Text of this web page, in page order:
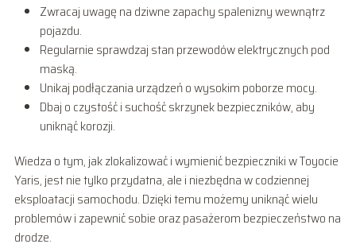
Zwracaj uwagę na dziwne zapachy spalenizny wewnątrz
pojazdu.
Regularnie sprawdzaj stan przewodów elektrycznych pod
maską.
Unikaj podłączania urządzeń o wysokim poborze mocy.
Dbaj o czystość i suchość skrzynek bezpieczników, aby
uniknąć korozji.
Wiedza o tym, jak zlokalizować i wymienić bezpieczniki w Toyocie
Yaris, jest nie tylko przydatna, ale i niezbędna w codziennej
eksploatacji samochodu. Dzięki temu możemy uniknąć wielu
problemów i zapewnić sobie oraz pasażerom bezpieczeństwo na
drodze.